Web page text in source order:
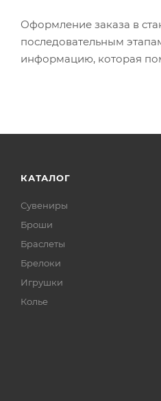
Оформление заказа в
последовательным
информацию, которая
КАТАЛОГ
Сувениры
Броши
Браслеты
Брелоки
Игрушки
Колье